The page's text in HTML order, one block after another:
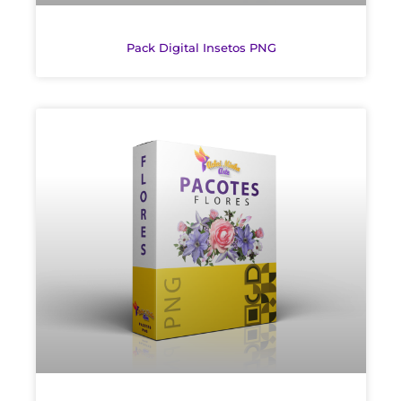
Pack Digital Insetos PNG